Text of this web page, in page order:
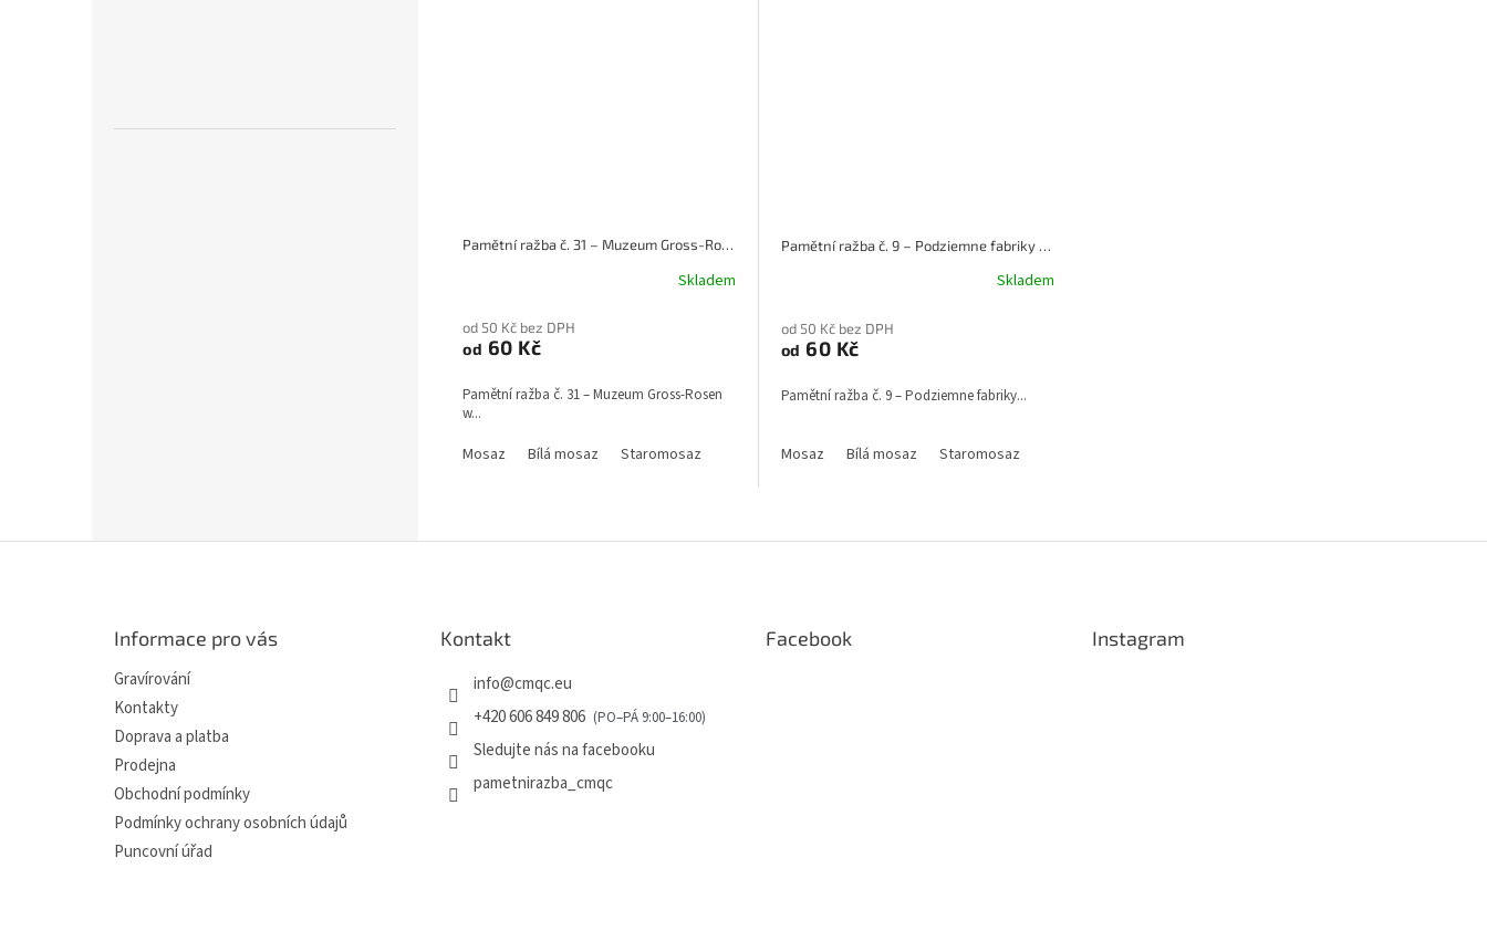
Pamětní ražba č. 31 – Muzeum Gross-Rosen w Rogoznicy
Skladem
od 50 Kč bez DPH
od 60 Kč
Pamětní ražba č. 31 – Muzeum Gross-Rosen
w...
Mosaz Bílá mosaz Staromosaz
Pamětní ražba č. 9 – Podziemne fabriky zbrojeniowe
Skladem
od 50 Kč bez DPH
od 60 Kč
Pamětní ražba č. 9 – Podziemne fabriky...
Mosaz Bílá mosaz Staromosaz
v
Informace pro vás
Gravírování
Kontakty
Doprava a platba
Prodejna
Obchodní podmínky
Podmínky ochrany osobních údajů
Puncovní úřad
Kontakt
info@cmqc.eu
+420 606 849 806
Sledujte nás na facebooku
pametnirazba_cmqc
Facebook Instagram